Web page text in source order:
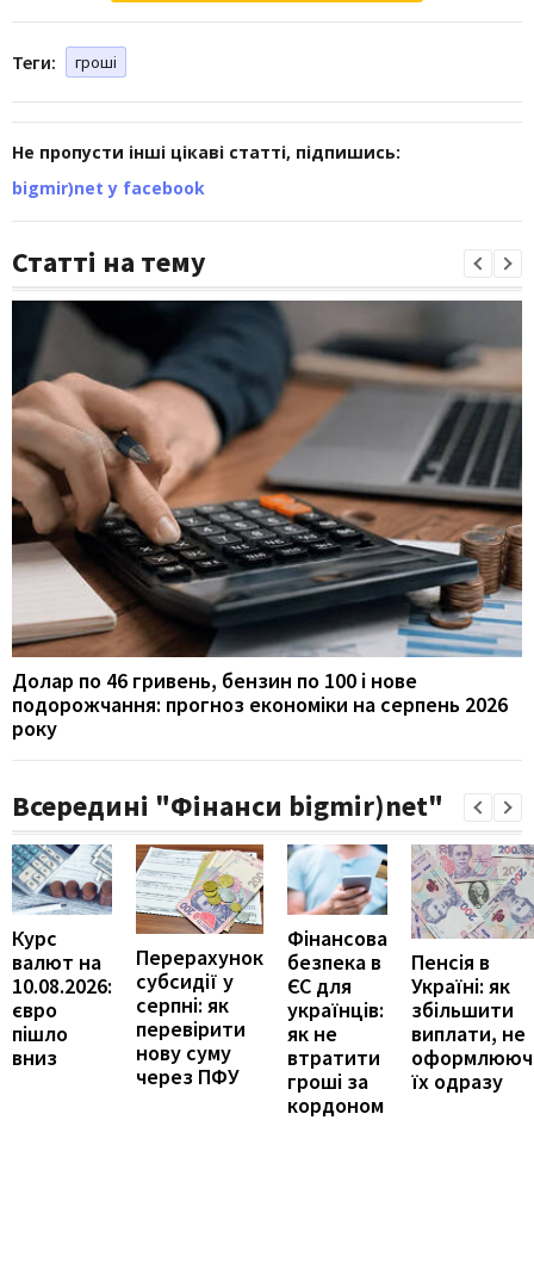
Теги: гроші
Не пропусти інші цікаві статті, підпишись:
bigmir)net у facebook
Статті на тему
Долар по 46 гривень, бензин по 100 і нове
подорожчання: прогноз економіки на серпень 2026
року
Всередині "Фінанси bigmir)net"
Курс
валют на
10.08.2026:
євро
пішло
вниз
Перерахунок
субсидії у
серпні: як
перевірити
нову суму
через ПФУ
Фінансова
безпека в
ЄС для
українців:
як не
втратити
гроші за
кордоном
Пенсія в
Україні: як
збільшити
виплати, не
їх одразу